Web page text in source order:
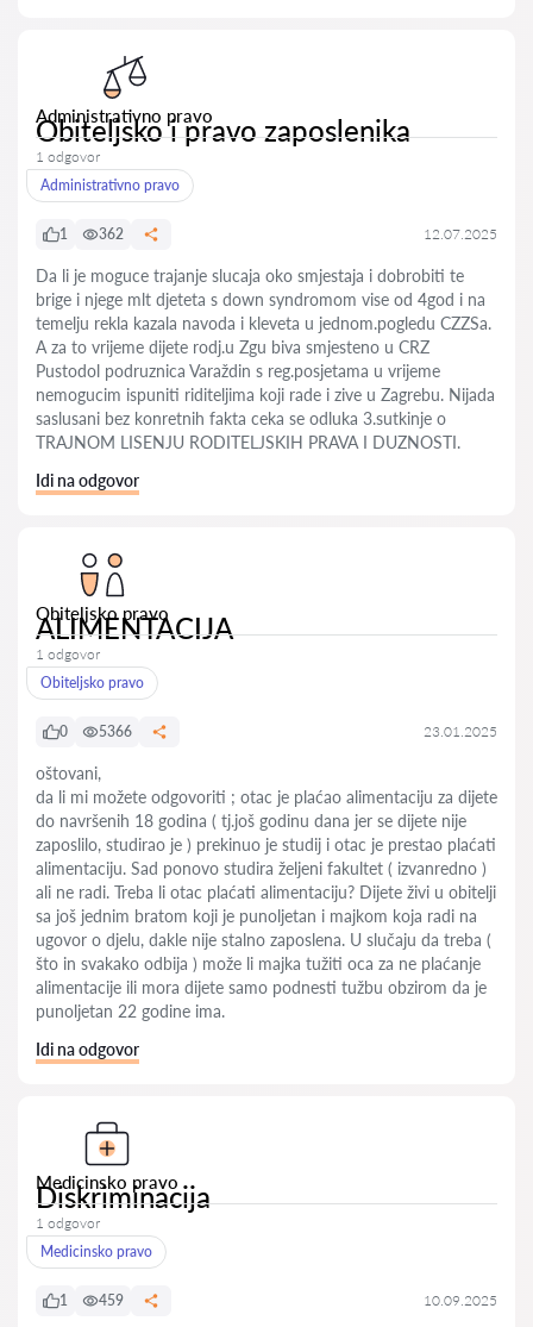
Administrativno pravo
Obiteljsko i pravo zaposlenika
1 odgovor
Administrativno pravo
1 362 12.07.2025
Da li je moguce trajanje slucaja oko smjestaja i dobrobiti te
brige i njege mlt djeteta s down syndromom vise od 4god i na
temelju rekla kazala navoda i kleveta u jednom.pogledu CZZSa.
A za to vrijeme dijete rodj.u Zgu biva smjesteno u CRZ
Pustodol podruznica Varaždin s reg.posjetama u vrijeme
nemogucim ispuniti riditeljima koji rade i zive u Zagrebu. Nijada
saslusani bez konretnih fakta ceka se odluka 3.sutkinje o
TRAJNOM LISENJU RODITELJSKIH PRAVA I DUZNOSTI.
Idi na odgovor
Obiteljsko pravo
ALIMENTACIJA
1 odgovor
Obiteljsko pravo
0 5366 23.01.2025
oštovani,
da li mi možete odgovoriti ; otac je plaćao alimentaciju za dijete
do navršenih 18 godina ( tj.još godinu dana jer se dijete nije
zaposlilo, studirao je ) prekinuo je studij i otac je prestao plaćati
alimentaciju. Sad ponovo studira željeni fakultet ( izvanredno )
ali ne radi. Treba li otac plaćati alimentaciju? Dijete živi u obitelji
sa još jednim bratom koji je punoljetan i majkom koja radi na
ugovor o djelu, dakle nije stalno zaposlena. U slučaju da treba (
što in svakako odbija ) može li majka tužiti oca za ne plaćanje
alimentacije ili mora dijete samo podnesti tužbu obzirom da je
punoljetan 22 godine ima.
Idi na odgovor
Medicinsko pravo
Diskriminacija
1 odgovor
Medicinsko pravo
1 459 10.09.2025